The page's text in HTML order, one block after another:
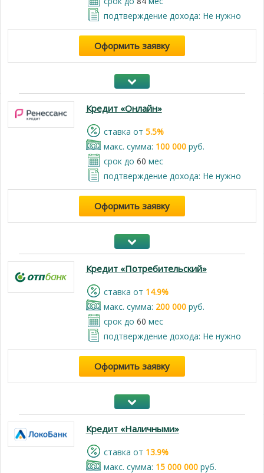
подтверждение дохода: Не нужно
Оформить заявку
Кредит «Онлайн»
cтавка от 5.5%
макс. сумма: 100 000руб.
срок до 60 мес
подтверждение дохода: Не нужно
Оформить заявку
Кредит «Потребительский»
cтавка от 14.9%
макс. сумма: 200 000руб.
срок до 60 мес
подтверждение дохода: Не нужно
Оформить заявку
Кредит «Наличными»
cтавка от 13.9%
макс. сумма: 15 000 000руб.